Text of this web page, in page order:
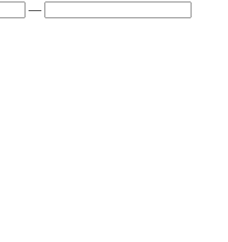
—